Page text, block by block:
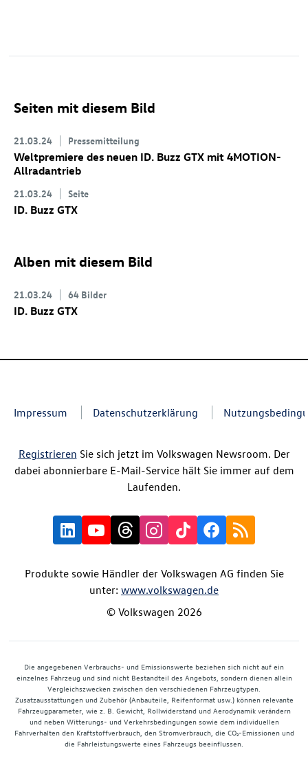
Seiten mit diesem Bild
21.03.24 Pressemitteilung
Weltpremiere des neuen ID. Buzz GTX mit 4MOTION-
Allradantrieb
21.03.24 Seite
ID. Buzz GTX
Alben mit diesem Bild
21.03.24 64 Bilder
ID. Buzz GTX
Impressum Datenschutzerklärung
Registrieren Sie sich jetzt im Volkswagen Newsroom. Der
dabei abonnierbare E-Mail-Service hält Sie immer auf dem
Laufenden.
Produkte sowie Händler der Volkswagen AG finden Sie
unter: www.volkswagen.de
© Volkswagen 2026
Die angegebenen Verbrauchs- und Emissionswerte beziehen sich nicht auf ein
einzelnes Fahrzeug und sind nicht Bestandteil des Angebots, sondern dienen allein
Vergleichszwecken zwischen den verschiedenen Fahrzeugtypen.
Zusatzausstattungen und Zubehör (Anbauteile, Reifenformat usw.) können relevante
Fahrzeugparameter, wie z. B. Gewicht, Rollwiderstand und Aerodynamik verändern
und neben Witterungs- und Verkehrsbedingungen sowie dem individuellen
Fahrverhalten den Kraftstoffverbrauch, den Stromverbrauch, die CO₂-Emissionen und
die Fahrleistungswerte eines Fahrzeugs beeinflussen.